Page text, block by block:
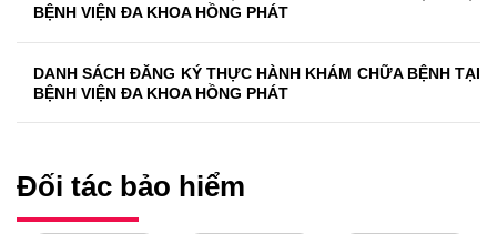
BỆNH VIỆN ĐA KHOA HỒNG PHÁT
DANH SÁCH ĐĂNG KÝ THỰC HÀNH KHÁM CHỮA BỆNH TẠI
BỆNH VIỆN ĐA KHOA HỒNG PHÁT
Đối tác bảo hiểm